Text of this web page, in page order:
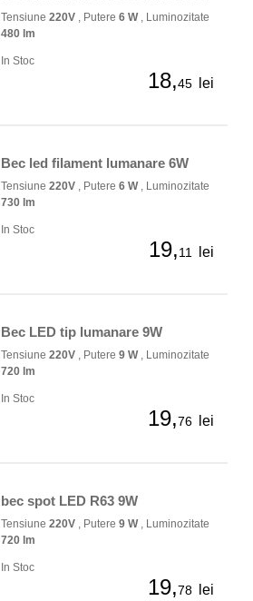
Tensiune 220V , Putere 6 W, Luminozitate
480 lm
In Stoc
18,45 lei
Bec led filament lumanare 6W
Tensiune 220V , Putere 6 W, Luminozitate
730 lm
In Stoc
19,11 lei
Bec LED tip lumanare 9W
Tensiune 220V , Putere 9 W, Luminozitate
720 lm
In Stoc
19,76 lei
bec spot LED R63 9W
Tensiune 220V , Putere 9 W, Luminozitate
720 lm
In Stoc
19,78 lei